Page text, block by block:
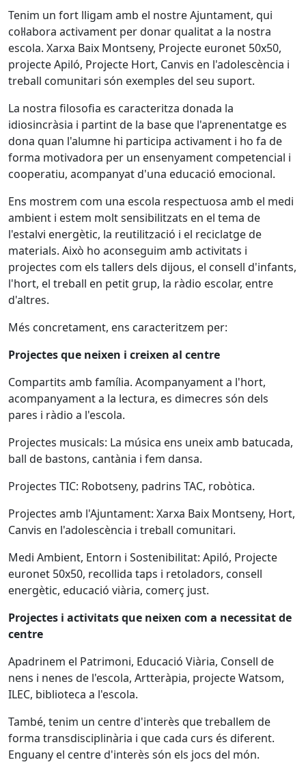
Tenim un fort lligam amb el nostre Ajuntament, qui
col·labora activament per donar qualitat a la nostra
escola. Xarxa Baix Montseny, Projecte euronet 50x50,
projecte Apiló, Projecte Hort, Canvis en l'adolescència i
treball comunitari són exemples del seu suport.
La nostra filosofia es caracteritza donada la
idiosincràsia i partint de la base que l'aprenentatge es
dona quan l'alumne hi participa activament i ho fa de
forma motivadora per un ensenyament competencial i
cooperatiu, acompanyat d'una educació emocional.
Ens mostrem com una escola respectuosa amb el medi
ambient i estem molt sensibilitzats en el tema de
l'estalvi energètic, la reutilització i el reciclatge de
materials. Això ho aconseguim amb activitats i
projectes com els tallers dels dijous, el consell d'infants,
l'hort, el treball en petit grup, la ràdio escolar, entre
d'altres.
Més concretament, ens caracteritzem per:
Projectes que neixen i creixen al centre
Compartits amb família. Acompanyament a l'hort,
acompanyament a la lectura, es dimecres són dels
pares i ràdio a l'escola.
Projectes musicals: La música ens uneix amb batucada,
ball de bastons, cantània i fem dansa.
Projectes TIC: Robotseny, padrins TAC, robòtica.
Projectes amb l'Ajuntament: Xarxa Baix Montseny, Hort,
Canvis en l'adolescència i treball comunitari.
Medi Ambient, Entorn i Sostenibilitat: Apiló, Projecte
euronet 50x50, recollida taps i retoladors, consell
energètic, educació viària, comerç just.
Projectes i activitats que neixen com a necessitat de
centre
Apadrinem el Patrimoni, Educació Viària, Consell de
nens i nenes de l'escola, Artteràpia, projecte Watsom,
ILEC, biblioteca a l'escola.
També, tenim un centre d'interès que treballem de
forma transdisciplinària i que cada curs és diferent.
Enguany el centre d'interès són els jocs del món.